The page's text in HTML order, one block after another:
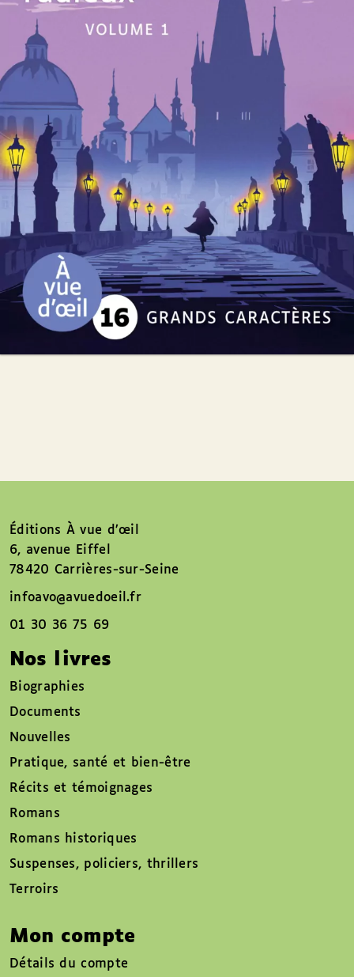
Un avenir radieux
Pierre Lemaitre
54
Éditions À vue d’œil
6, avenue Eiffel
78420 Carrières-sur-Seine
infoavo@avuedoeil.fr
01 30 36 75 69
Nos livres
Biographies
Documents
Nouvelles
Pratique, santé et bien-être
Récits et témoignages
Romans
Romans historiques
Suspenses, policiers, thrillers
Terroirs
Mon compte
Détails du compte